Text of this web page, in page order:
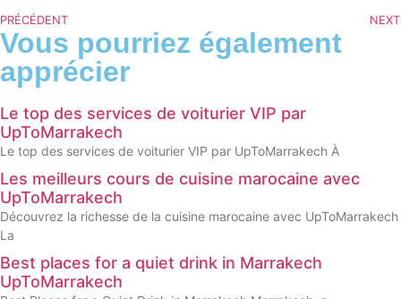
PRÉCÉDENT NEXT
Vous pourriez également
apprécier
Le top des services de voiturier VIP par
UpToMarrakech
Le top des services de voiturier VIP par UpToMarrakech À
Les meilleurs cours de cuisine marocaine avec
UpToMarrakech
Découvrez la richesse de la cuisine marocaine avec UpToMarrakech
La
Best places for a quiet drink in Marrakech
UpToMarrakech